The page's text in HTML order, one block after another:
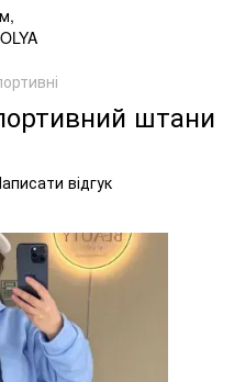
штани
відгук